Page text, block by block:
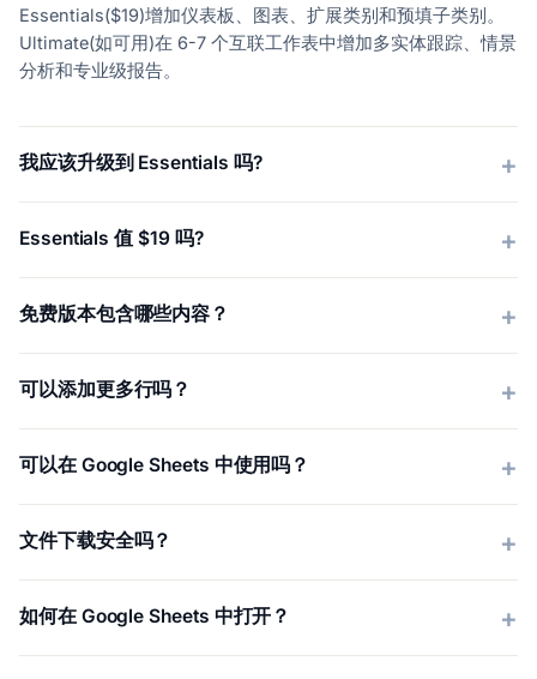
Essentials($19)增加仪表板、图表、扩展类别和预填子类别。
Ultimate(如可用)在 6-7 个互联工作表中增加多实体跟踪、情景
分析和专业级报告。
我应该升级到 Essentials 吗?
Essentials 值 $19 吗?
免费版本包含哪些内容？
可以添加更多行吗？
可以在 Google Sheets 中使用吗？
文件下载安全吗？
如何在 Google Sheets 中打开？